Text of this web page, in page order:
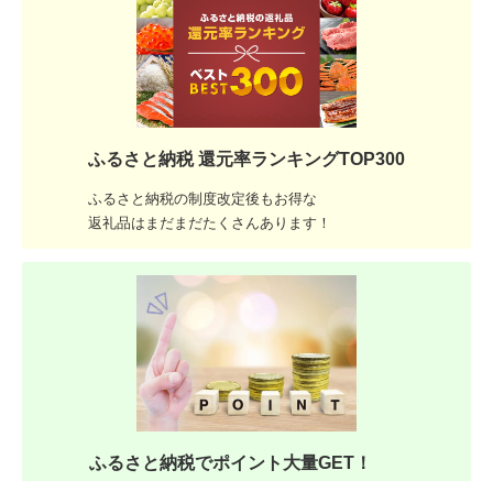
ふるさと納税 還元率ランキングTOP300
ふるさと納税の制度改定後もお得な
返礼品はまだまだたくさんあります！
ふるさと納税でポイント大量GET！